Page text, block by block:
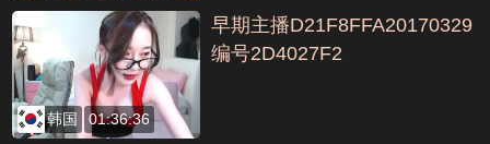
韩国 01:36:36
早期主播D21F8FFA20170329
编号2D4027F2